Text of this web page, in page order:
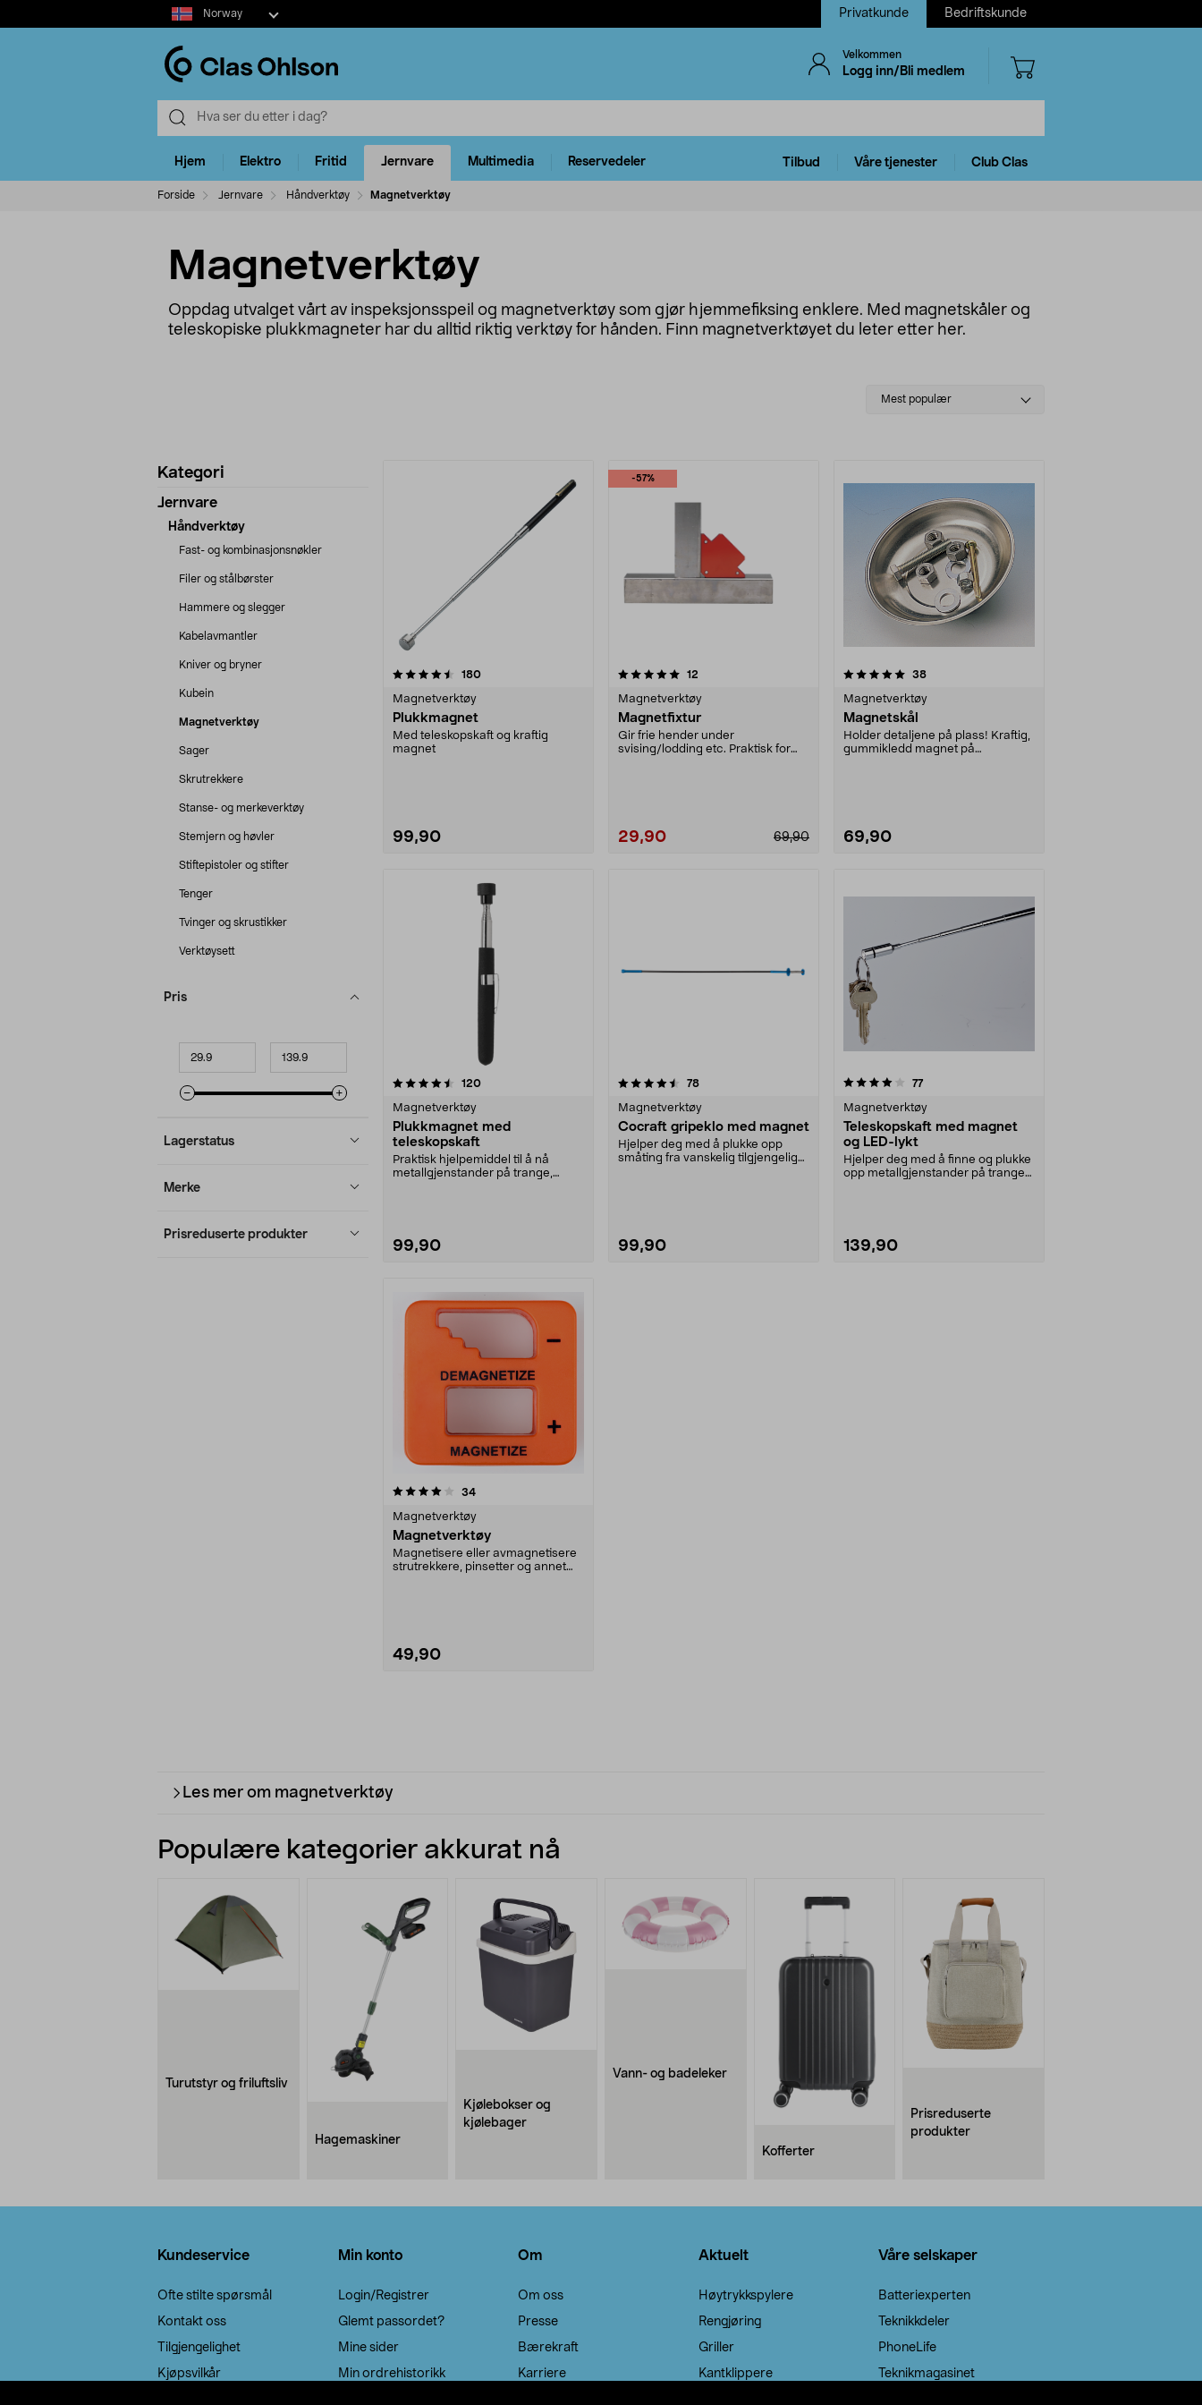
Select
market
Norway Privatkunde Bedriftskunde
Velkommen
Logg inn/Bli medlem
Hjem Elektro Fritid Jernvare Multimedia Reservedeler Tilbud Våre tjenester Club Clas
Forside Jernvare Håndverktøy Magnetverktøy
Magnetverktøy
Oppdag utvalget vårt av inspeksjonsspeil og magnetverktøy som gjør hjemmefiksing enklere. Med magnetskåler og
teleskopiske plukkmagneter har du alltid riktig verktøy for hånden. Finn magnetverktøyet du leter etter her.
Select
Mest populær
Avgrens
produkter
Kategori
Jernvare
Håndverktøy
Fast- og kombinasjonsnøkler
Filer og stålbørster
Hammere og slegger
Kabelavmantler
Kniver og bryner
Kubein
Magnetverktøy
Sager
Skrutrekkere
Stanse- og merkeverktøy
Stemjern og høvler
Stiftepistoler og stifter
Tenger
Tvinger og skrustikker
Verktøysett
Pris
Lagerstatus
Merke
Prisreduserte produkter
4.5 av 5 stjerner 180anmeldelser
Magnetverktøy
Plukkmagnet
Med teleskopskaft og kraftig
magnet
99,90
-57%
5.0 av 5 stjerner 12
Magnetverktøy
Magnetfixtur
Gir frie hender under
svising/lodding etc. Praktisk for
29,90 69,90
5.0 av 5 stjerner 38anmeldelser
Magnetverktøy
Magnetskål
Holder detaljene på plass! Kraftig,
gummikledd magnet på
69,90
120anmeldelser
Magnetverktøy
Plukkmagnet med
teleskopskaft
Praktisk hjelpemiddel til å nå
metallgjenstander på trange,
99,90
4.5 av 5 stjerner 78anmeldelser
Magnetverktøy
Cocraft gripeklo med magnet
Hjelper deg med å plukke opp
småting fra vanskelig tilgjengelige
99,90
4.0 av 5 stjerner 77anmeldelser
Magnetverktøy
Teleskopskaft med magnet
og LED-lykt
Hjelper deg med å finne og plukke
opp metallgjenstander på trange
139,90
34anmeldelser
Magnetverktøy
Magnetverktøy
Magnetisere eller avmagnetisere
strutrekkere, pinsetter og annet
49,90
Les mer om magnetverktøy
Populære kategorier akkurat nå
Turutstyr og friluftsliv
Hagemaskiner
Kjølebokser og
kjølebager
Vann- og badeleker
Kofferter
Prisreduserte
produkter
Kundeservice
Ofte stilte spørsmål
Kontakt oss
Tilgjengelighet
Kjøpsvilkår
Min konto
Login/Registrer
Glemt passordet?
Mine sider
Min ordrehistorikk
Om
Om oss
Presse
Bærekraft
Karriere
Aktuelt
Høytrykkspylere
Rengjøring
Griller
Kantklippere
Våre selskaper
Batteriexperten
Teknikkdeler
PhoneLife
Teknikmagasinet